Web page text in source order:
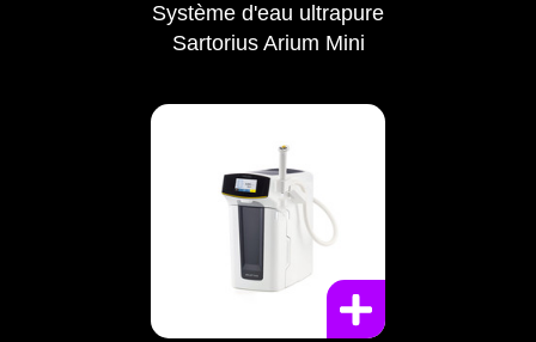
Système d'eau ultrapure
Sartorius Arium Mini